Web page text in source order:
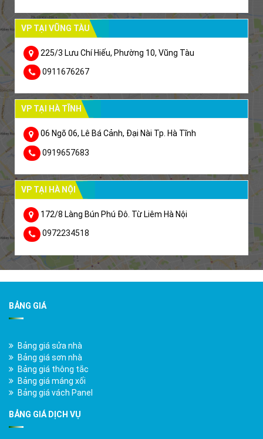
VP TẠI VŨNG TÀU
225/3 Lưu Chí Hiếu, Phường 10, Vũng Tàu
0911676267
VP TẠI HÀ TĨNH
06 Ngõ 06, Lê Bá Cảnh, Đại Nài Tp. Hà Tĩnh
0919657683
VP TẠI HÀ NỘI
172/8 Làng Bún Phú Đô. Từ Liêm Hà Nội
0972234518
BẢNG GIÁ
Bảng giá sửa nhà
Bảng giá sơn nhà
Bảng giá thông tắc
Bảng giá máng xối
Bảng giá vách Panel
BẢNG GIÁ DỊCH VỤ